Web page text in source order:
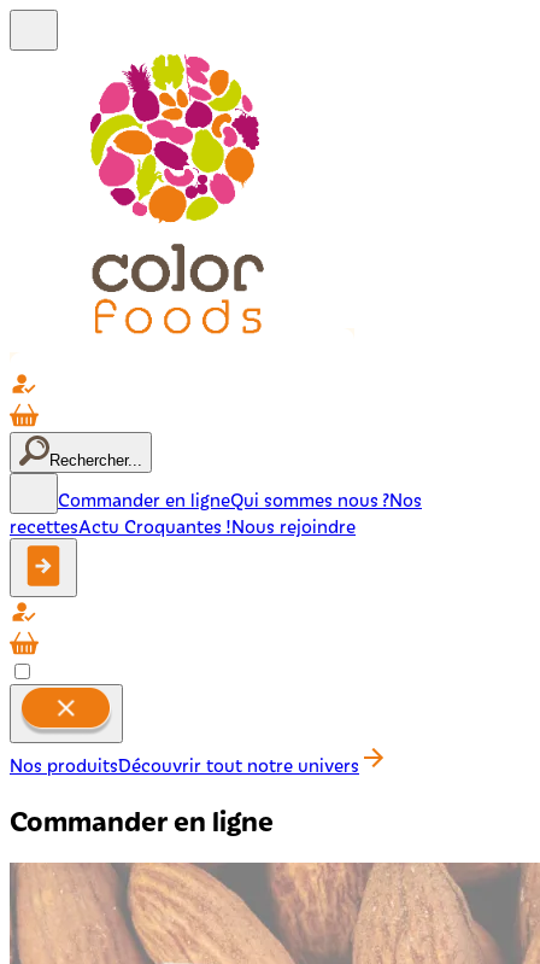
Rechercher...
Commander en ligneQui sommes nous ?Nos
recettesActu Croquantes !Nous rejoindre
Nos produitsDécouvrir tout notre univers
Commander en ligne